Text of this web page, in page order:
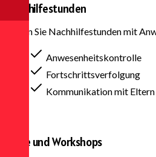
Nachhilfestunden
Planen Sie Nachhilfestunden mit
Anwesenheitskontrolle
Fortschrittsverfolgung
Kommunikation mit Eltern
Kurse und Workshops